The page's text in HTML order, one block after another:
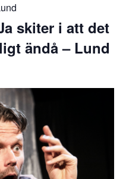
skiter i att det
ändå – Lund